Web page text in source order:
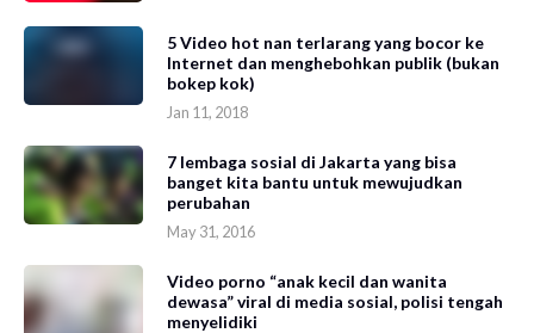
5 Video hot nan terlarang yang bocor ke
Internet dan menghebohkan publik (bukan
bokep kok)
Jan 11, 2018
7 lembaga sosial di Jakarta yang bisa
banget kita bantu untuk mewujudkan
perubahan
May 31, 2016
Video porno “anak kecil dan wanita
dewasa” viral di media sosial, polisi tengah
menyelidiki